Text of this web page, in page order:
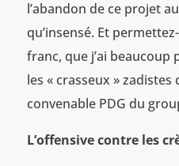
l’abandon de ce projet
qu’insensé. Et
franc, que j’ai
les « crasseux »
convenable PDG du
L’offensive contre les